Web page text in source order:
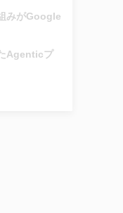
みがGoogle
Agenticプ